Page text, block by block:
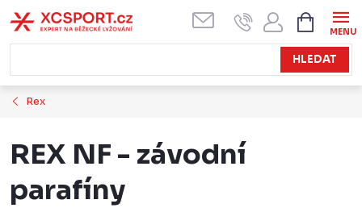
na
obsah
HLEDAT
KOŠÍK
Rex
REX NF - závodní
parafíny